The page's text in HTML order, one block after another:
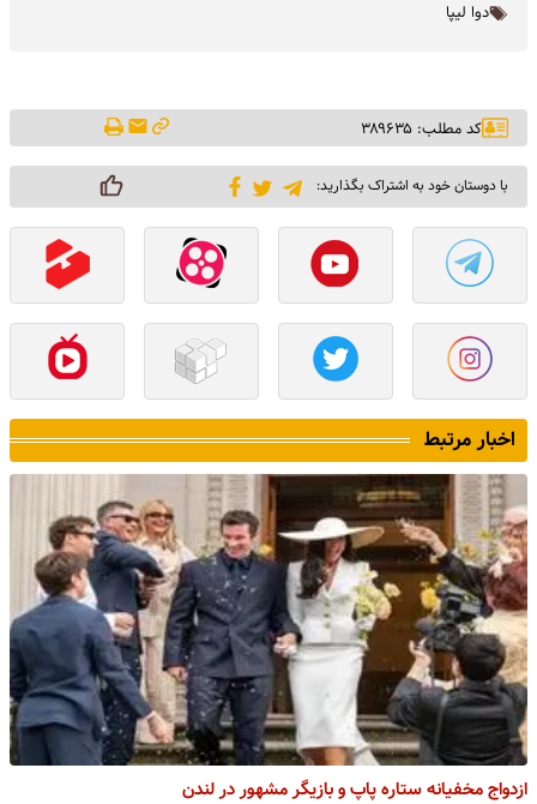
دوا لیپا
کد مطلب: ۳۸۹۶۳۵
با دوستان خود به اشتراک بگذارید:
اخبار مرتبط
ازدواج مخفیانه ستاره پاپ و بازیگر مشهور در لندن